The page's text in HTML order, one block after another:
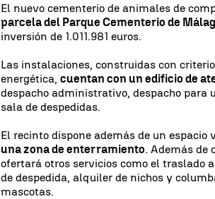
El nuevo cementerio de animales de
parcela del Parque Cementerio de
inversión de 1.011.981 euros.
Las instalaciones, construidas con
energética,cuentan con un edificio de
despacho administrativo, despacho para
sala de despedidas.
El recinto dispone además de un espacio
una zona de enterramiento. Además de
ofertará otros servicios como el traslado
de despedida, alquiler de nichos y
mascotas.